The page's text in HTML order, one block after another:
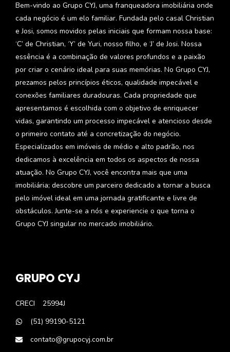
Bem-vindo ao Grupo CYJ, uma franqueadora imobiliária onde
cada negócio é um elo familiar. Fundada pelo casal Christian
e Josi, somos movidos pelas iniciais que formam nossa base:
‘C’ de Christian, ‘Y’ de Yuri, nosso filho, e ‘J’ de Josi. Nossa
essência é a combinação de valores profundos e a paixão
por criar o cenário ideal para suas memórias. No Grupo CYJ,
prezamos pelos princípios éticos, qualidade impecável e
conexões familiares duradouras. Cada propriedade que
apresentamos é escolhida com o objetivo de enriquecer
vidas, garantindo um processo impecável e atencioso desde
o primeiro contato até a concretização do negócio.
Especializados em imóveis de médio e alto padrão, nos
dedicamos à excelência em todos os aspectos de nossa
atuação. No Grupo CYJ, você encontra mais que uma
imobiliária; descobre um parceiro dedicado a tornar a busca
pelo imóvel ideal em uma jornada gratificante e livre de
obstáculos. Junte-se a nós e experiencie o que torna o
Grupo CYJ singular no mercado imobiliário.
GRUPO CYJ
CRECI
25994J
(51) 99190-5121
contato@grupocyj.com.br